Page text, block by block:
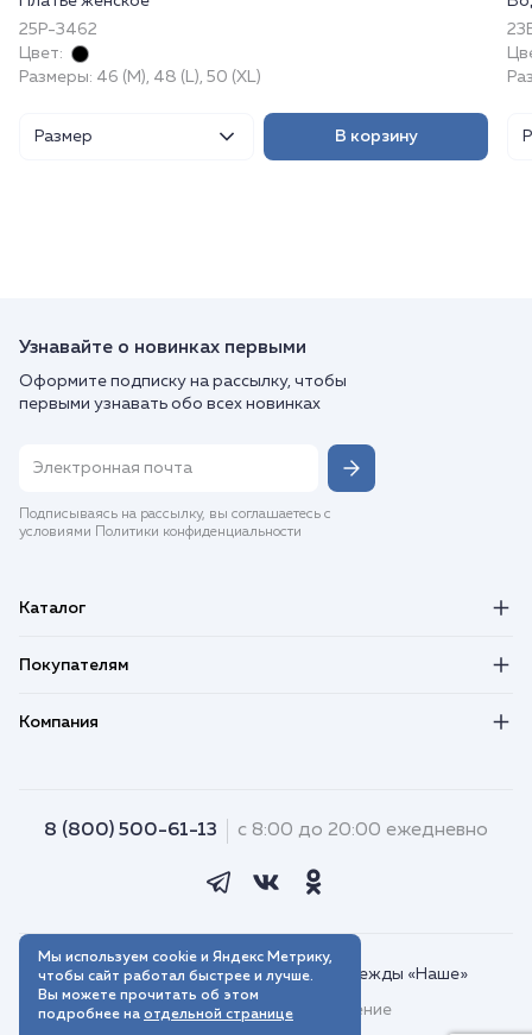
25Р-3462
Цвет:
Размеры: 46 (M), 48 (L), 50 (XL)
Размер В корзину
Узнавайте о новинках первыми
Оформите подписку на рассылку, чтобы
первыми узнавать обо всех новинках
Подписываясь на рассылку, вы соглашаетесь с
условиями Политики конфиденциальности
Каталог
Покупателям
Компания
8 (800) 500-61-13 с 8:00 до 20:00 ежедневно
© 2018–2026. Интернет-магазин одежды «Наше»
Пользовательское соглашение
Мы используем cookie и Яндекс Метрику,
чтобы сайт работал быстрее и лучше.
Вы можете прочитать об этом
подробнее на отдельной странице